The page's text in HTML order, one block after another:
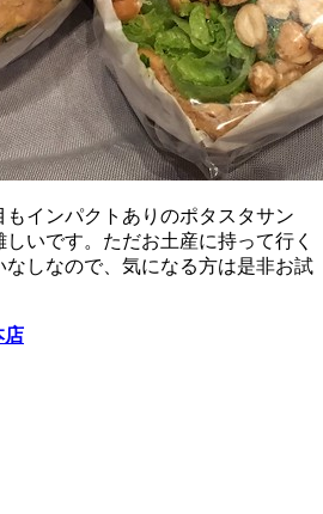
インパクトありのポタスタサン
いです。ただお土産に持って行く
なしなので、気になる方は是非お試
店